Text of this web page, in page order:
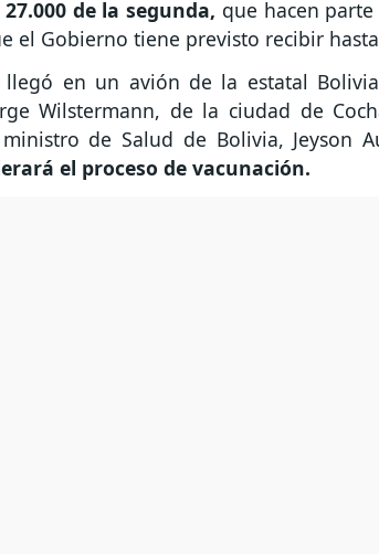
de la segunda, que hacen
el Gobierno tiene previsto recibir
llegó en un avión de la estatal
Wilstermann, de la ciudad de
de Salud de Bolivia, Jeyson
el proceso de vacunación.